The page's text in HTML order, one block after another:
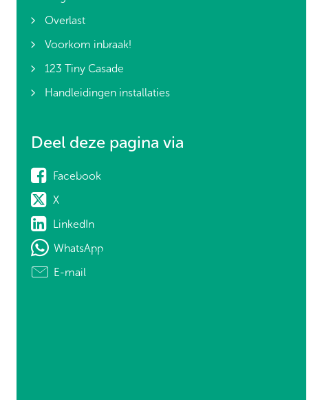
Overlast
Voorkom inbraak!
123 Tiny Casade
Handleidingen installaties
Deel deze pagina via
Facebook
X
LinkedIn
WhatsApp
E-mail